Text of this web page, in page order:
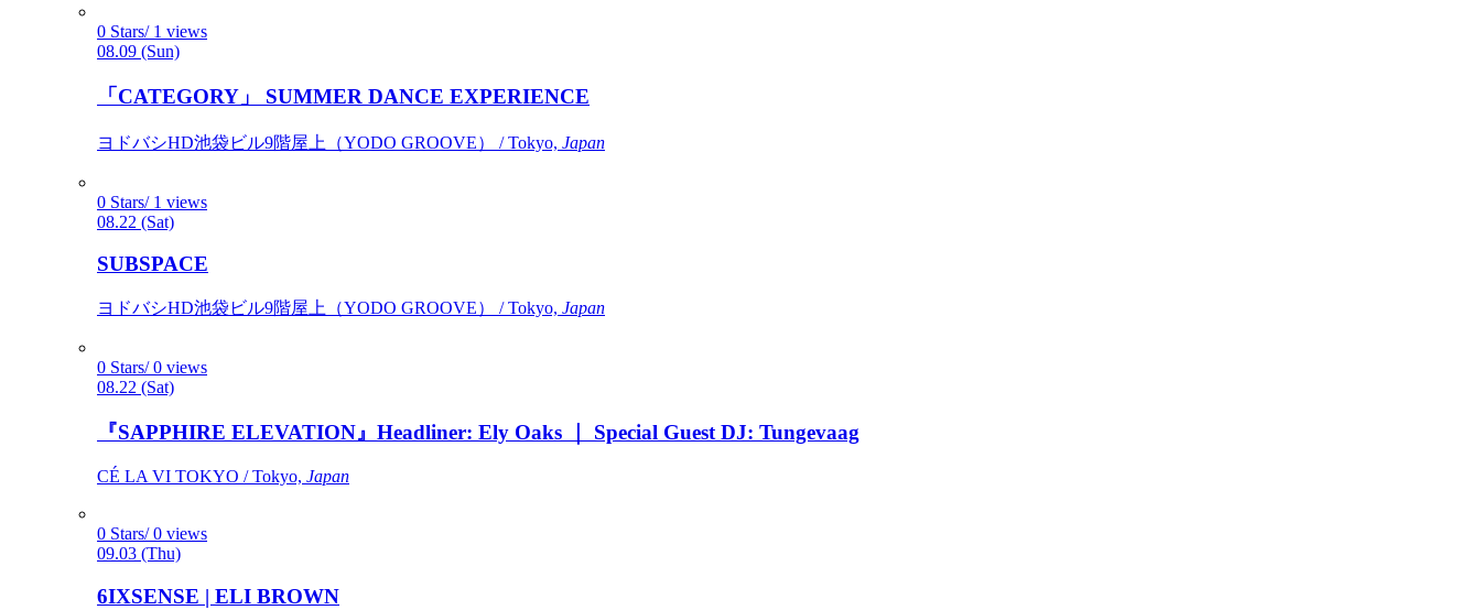
0 Stars/ 1 views
08.09 (Sun)
「CATEGORY」 SUMMER DANCE EXPERIENCE
ヨドバシHD池袋ビル9階屋上（YODO GROOVE） / Tokyo, Japan
0 Stars/ 1 views
08.22 (Sat)
SUBSPACE
ヨドバシHD池袋ビル9階屋上（YODO GROOVE） / Tokyo, Japan
0 Stars/ 0 views
08.22 (Sat)
『SAPPHIRE ELEVATION』Headliner: Ely Oaks ｜ Special Guest DJ: Tungevaag
CÉ LA VI TOKYO / Tokyo, Japan
0 Stars/ 0 views
09.03 (Thu)
6IXSENSE | ELI BROWN